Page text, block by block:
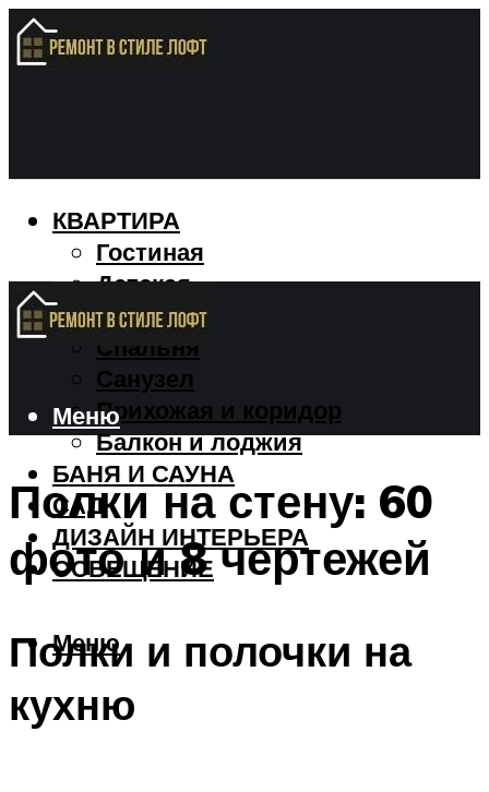
КВАРТИРА
Гостиная
Детская
Кухня
Спальня
Санузел
Прихожая и коридор
Балкон и лоджия
БАНЯ И САУНА
САД
ДИЗАЙН ИНТЕРЬЕРА
ОСВЕЩЕНИЕ
Меню
Меню
Полки на стену: 60
фото и 8 чертежей
Полки и полочки на
кухню